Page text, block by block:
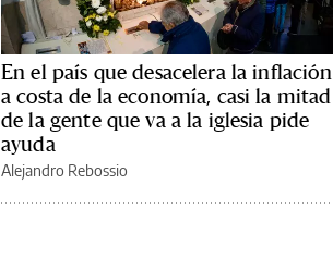
En el país que desacelera la inflación
a costa de la economía, casi la mitad
de la gente que va a la iglesia pide
ayuda
Alejandro Rebossio